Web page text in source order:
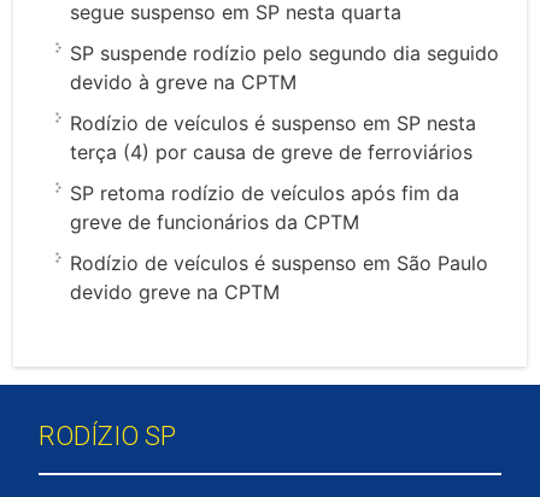
segue suspenso em SP nesta quarta
SP suspende rodízio pelo segundo dia seguido
devido à greve na CPTM
Rodízio de veículos é suspenso em SP nesta
terça (4) por causa de greve de ferroviários
SP retoma rodízio de veículos após fim da
greve de funcionários da CPTM
Rodízio de veículos é suspenso em São Paulo
devido greve na CPTM
RODÍZIO SP